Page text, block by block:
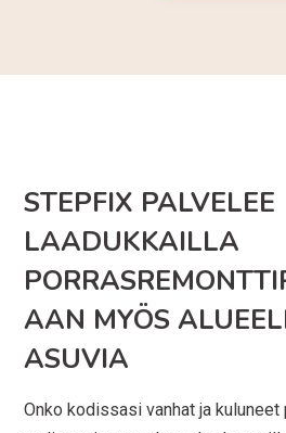
STEPFIX PALVELEE
LAADUKKAILLA
AAN MYÖS
ASUVIA
Onko kodissasi vanhat ja kuluneet